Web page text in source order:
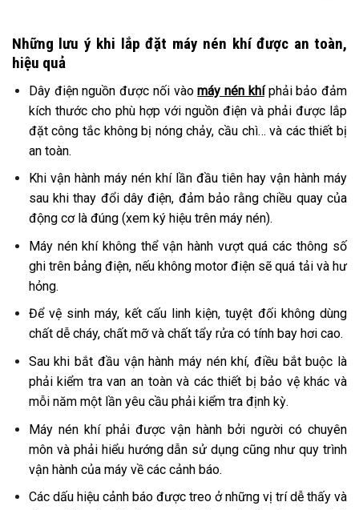
Những lưu ý khi lắp đặt máy nén khí được an toàn,
hiệu quả
Dây điện nguồn được nối vàomáy nén khíphải bảo đảm
kích thước cho phù hợp với nguồn điện và phải được lắp
đặt công tắc không bị nóng chảy, cầu chì… và các thiết bị
an toàn.
Khi vận hành máy nén khí lần đầu tiên hay vận hành máy
sau khi thay đổi dây điện, đảm bảo rằng chiều quay của
động cơ là đúng (xem ký hiệu trên máy nén).
Máy nén khí không thể vận hành vượt quá các thông số
ghi trên bảng điện, nếu không motor điện sẽ quá tải và hư
hỏng.
Để vệ sinh máy, kết cấu linh kiện, tuyệt đối không dùng
chất dễ cháy, chất mỡ và chất tẩy rửa có tính bay hơi cao.
Sau khi bắt đầu vận hành máy nén khí, điều bắt buộc là
phải kiểm tra van an toàn và các thiết bị bảo vệ khác và
mỗi năm một lần yêu cầu phải kiểm tra định kỳ.
Máy nén khí phải được vận hành bởi người có chuyên
môn và phải hiểu hướng dẫn sử dụng cũng như quy trình
vận hành của máy về các cảnh báo.
Các dấu hiệu cảnh báo được treo ở những vị trí dễ thấy và